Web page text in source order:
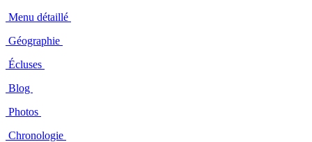
Menu détaillé
Géographie
Écluses
Blog
Photos
Chronologie